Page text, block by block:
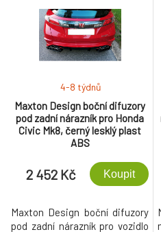
Maxton Design boční difuzory
pod zadní nárazník pro Honda
Civic Mk8, černý lesklý plast
ABS
4-8 týdnů
2 452 Kč Koupit
Maxton Design boční difuzory
pod zadní nárazník pro vozidlo